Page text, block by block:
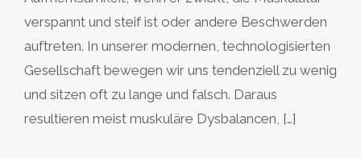
verspannt und steif ist oder andere Beschwerden
auftreten. In unserer modernen, technologisierten
Gesellschaft bewegen wir uns tendenziell zu wenig
und sitzen oft zu lange und falsch. Daraus
resultieren meist muskuläre Dysbalancen, […]